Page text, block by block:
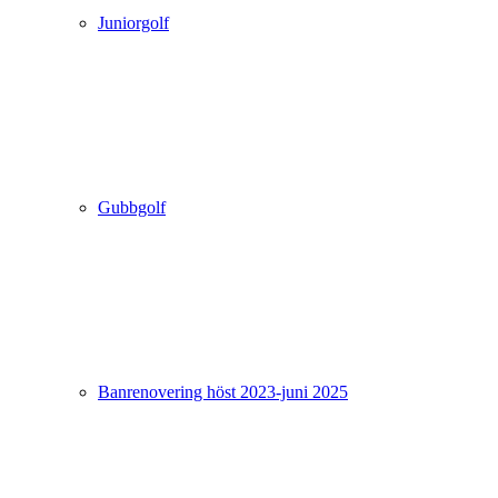
Juniorgolf
Gubbgolf
Banrenovering höst 2023-juni 2025